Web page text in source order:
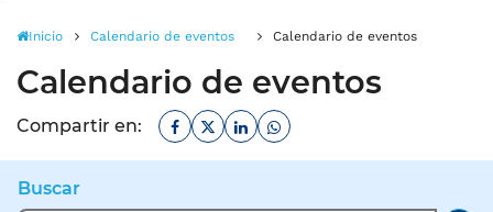
Inicio Calendario de eventos Calendario de eventos
Calendario de eventos
Compartir en: Facebook
TwitterLinkedinWhatsapp
Buscar